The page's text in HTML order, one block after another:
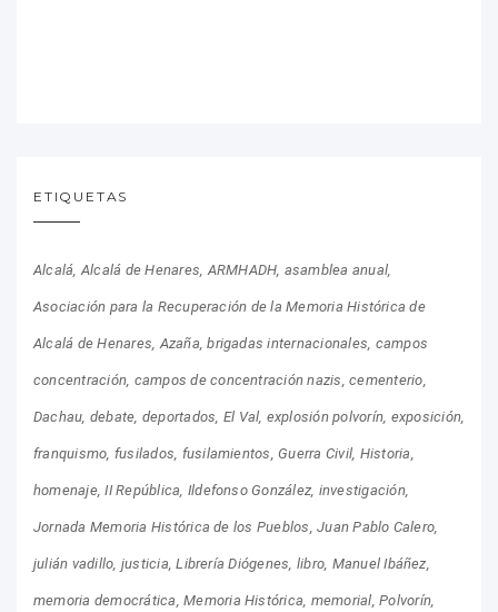
ETIQUETAS
Alcalá Alcalá de Henares ARMHADH asamblea anual
Asociación para la Recuperación de la Memoria Histórica de
Alcalá de Henares Azaña brigadas internacionales campos
concentración campos de concentración nazis cementerio
Dachau debate deportados El Val explosión polvorín exposición
franquismo fusilados fusilamientos Guerra Civil Historia
homenaje II República Ildefonso González investigación
Jornada Memoria Histórica de los Pueblos Juan Pablo Calero
julián vadillo justicia Librería Diógenes libro Manuel Ibáñez
memoria democrática Memoria Histórica memorial Polvorín